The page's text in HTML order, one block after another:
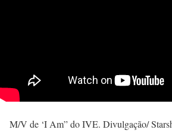
M/V de ‘I Am” do IVE. Divulgação/